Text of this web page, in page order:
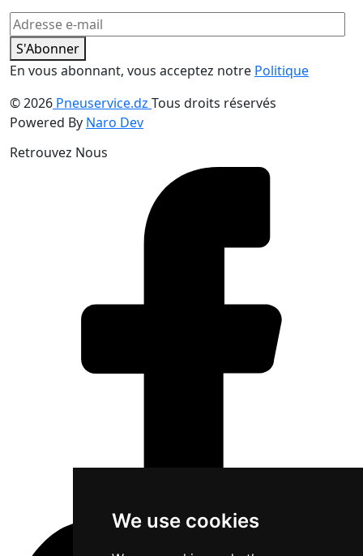
We use cookies
S'Abonner
En vous abonnant, vous acceptez notre Politique
© 2026 Pneuservice.dz Tous droits réservés
Powered By Naro Dev
Retrouvez Nous